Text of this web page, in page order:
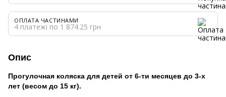
ОПЛАТА ЧАСТИНАМИ
4 платежі по 1 874.25 грн
Опис
Прогулочная коляска для детей от 6-ти месяцев до 3-х
лет (весом до 15 кг).